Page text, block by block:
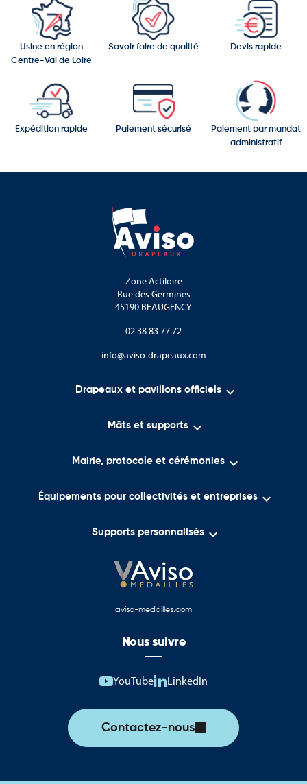
Usine en région
Centre-Val de Loire
Savoir faire de qualité Devis rapide
Expédition rapide Paiement sécurisé
Paiement par mandat
administratif
Zone Actiloire
Rue des Germines
45190 BEAUGENCY
02 38 83 77 72
info@aviso-drapeaux.com
Drapeaux et pavillons officiels 
Mâts et supports 
Mairie, protocole et cérémonies 
Équipements pour collectivités et entreprises 
Supports personnalisés 
aviso-medailles.com
Nous suivre
YouTube LinkedIn
Contactez-nous